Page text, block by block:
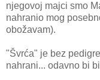
njegovoj majci smo
nahranio mog
obožavam).
"Švrća" je bez
nahrani... odavno bi